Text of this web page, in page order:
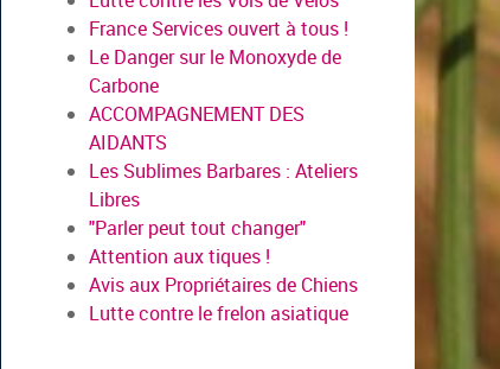
France Services ouvert à tous !
Le Danger sur le Monoxyde de
Carbone
ACCOMPAGNEMENT DES
AIDANTS
Les Sublimes Barbares : Ateliers
Libres
"Parler peut tout changer"
Attention aux tiques !
Avis aux Propriétaires de Chiens
Lutte contre le frelon asiatique